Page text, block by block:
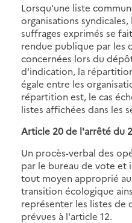
Lorsqu'une liste
organisations
suffrages exprimés se
rendue publique par les
concernées lors du
d'indication, la
égale entre les
répartition est, le cas
listes affichées dans les
Article 20 de l'arrêté du
Un procès-verbal des
par le bureau de vote et
tout moyen approprié
transition écologique
représenter les listes de
prévues à l'article 12.